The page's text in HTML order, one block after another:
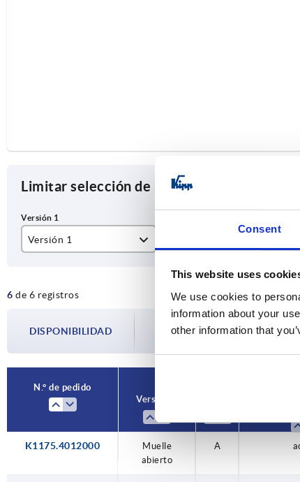
Consent
This website uses
We use cookies to
information about your
other information that
Limitar selección de artículos
Versión 1
6 de 6 registros
DISPONIBILIDAD
paso antes de completar su
N.° de pedido
Versión 1
K1175.4012000
Muelle
abierto
A